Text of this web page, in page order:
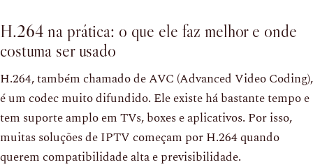
H.264 na prática: o que ele faz melhor e onde
costuma ser usado
H.264, também chamado de AVC (Advanced Video Coding),
é um codec muito difundido. Ele existe há bastante tempo e
tem suporte amplo em TVs, boxes e aplicativos. Por isso,
muitas soluções de IPTV começam por H.264 quando
querem compatibilidade alta e previsibilidade.